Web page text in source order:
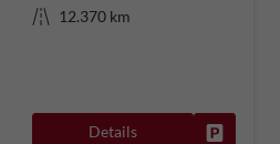
12.370 km
Details